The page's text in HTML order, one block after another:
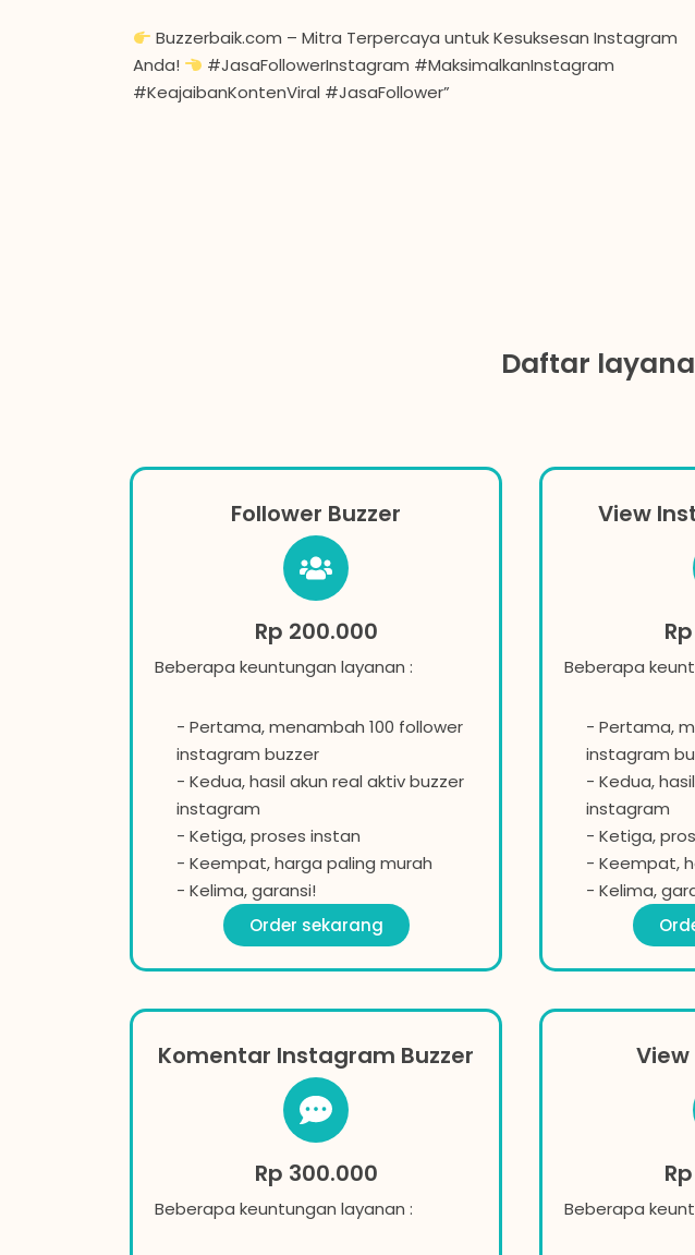
Buzzerbaik.com – Mitra Terpercaya untuk Kesuksesan Instagram
Anda!
#JasaFollowerInstagram #MaksimalkanInstagram
#KeajaibanKontenViral #JasaFollower”
Daftar
Follower Buzzer
Rp 200.000
Beberapa keuntungan layanan :
- Pertama, menambah 100 follower
instagram buzzer
- Kedua, hasil akun real aktiv buzzer
instagram
- Ketiga, proses instan
- Keempat, harga paling murah
- Kelima, garansi!
Order sekarang
View
Beberapa
- Pertama,
instagram
- Kedua,
instagram
- Ketiga,
- Keempat,
- Kelima,
Komentar Instagram Buzzer
Rp 300.000
Beberapa keuntungan layanan :
View
Beberapa